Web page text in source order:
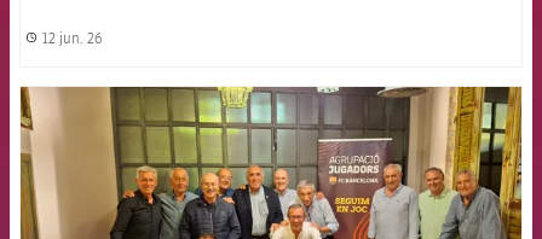
label.share.clock
12 jun. 26
FCB Barcelona badge